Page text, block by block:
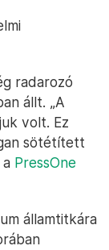
radarozó
állt. „A
volt. Ez
sötétített
PressOne
államtitkára